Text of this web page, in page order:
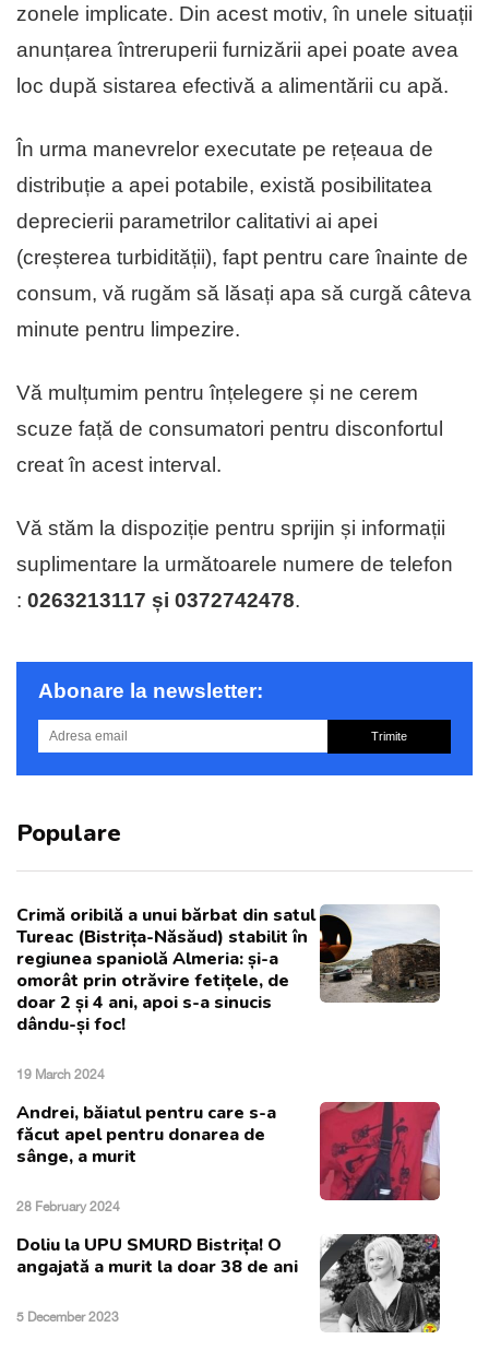
zonele implicate. Din acest motiv, în unele situații
anunțarea întreruperii furnizării apei poate avea
loc după sistarea efectivă a alimentării cu apă.
În urma manevrelor executate pe rețeaua de
distribuție a apei potabile, există posibilitatea
deprecierii parametrilor calitativi ai apei
(creșterea turbidității), fapt pentru care înainte de
consum, vă rugăm să lăsați apa să curgă câteva
minute pentru limpezire.
Vă mulțumim pentru înțelegere și ne cerem
scuze față de consumatori pentru disconfortul
creat în acest interval.
Vă stăm la dispoziție pentru sprijin și informații
suplimentare la următoarele numere de telefon
: 0263213117 și 0372742478.
Abonare la newsletter:
Trimite
Populare
Crimă oribilă a unui bărbat din satul
Tureac (Bistrița-Năsăud) stabilit în
regiunea spaniolă Almeria: și-a
omorât prin otrăvire fetițele, de
doar 2 și 4 ani, apoi s-a sinucis
dându-și foc!
19 March 2024
Andrei, băiatul pentru care s-a
făcut apel pentru donarea de
sânge, a murit
28 February 2024
Doliu la UPU SMURD Bistrița! O
angajată a murit la doar 38 de ani
5 December 2023